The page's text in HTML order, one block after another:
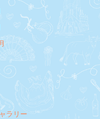
ラリー